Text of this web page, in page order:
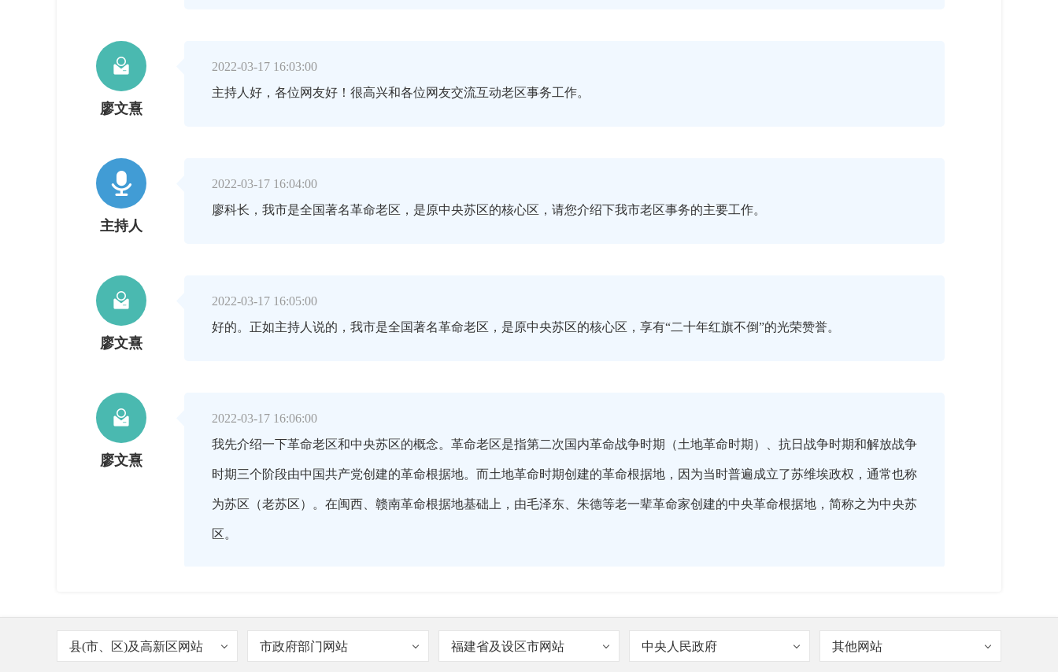

廖文熹
2022-03-17 16:03:00
主持人好，各位网友好！很高兴和各位网友交流互动老区事务工作。

主持人
2022-03-17 16:04:00
廖科长，我市是全国著名革命老区，是原中央苏区的核心区，请您介绍下我市老区事务的主要工作。

廖文熹
2022-03-17 16:05:00
好的。正如主持人说的，我市是全国著名革命老区，是原中央苏区的核心区，享有“二十年红旗不倒”的光荣赞誉。

廖文熹
2022-03-17 16:06:00
我先介绍一下革命老区和中央苏区的概念。革命老区是指第二次国内革命战争时期（土地革命时期）、抗日战争时期和解放战争
时期三个阶段由中国共产党创建的革命根据地。而土地革命时期创建的革命根据地，因为当时普遍成立了苏维埃政权，通常也称
为苏区（老苏区）。在闽西、赣南革命根据地基础上，由毛泽东、朱德等老一辈革命家创建的中央革命根据地，简称之为中央苏
区。

我市全境都是老区乡村，老区工作受到市委、市政府的高度重视。作为市民政局（老区办），我们在贯彻执行中央、省有关老区
县(市、区)及高新区网站 市政府部门网站 福建省及设区市网站 中央人民政府 其他网站